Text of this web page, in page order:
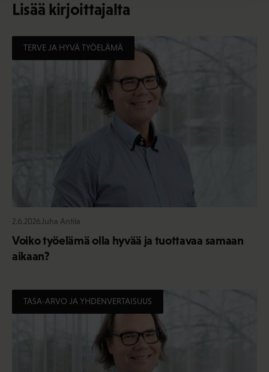
Lisää kirjoittajalta
TERVE JA HYVÄ TYÖELÄMÄ
2.6.2026 Juha Antila
Voiko työelämä olla hyvää ja tuottavaa samaan
aikaan?
TASA-ARVO JA YHDENVERTAISUUS